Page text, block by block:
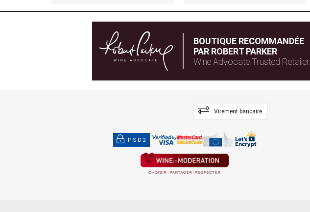
BOUTIQUE RECOMMANDÉE
PAR ROBERT PARKER
Wine Advocate Trusted Retailer
Virement bancaire
PSD2